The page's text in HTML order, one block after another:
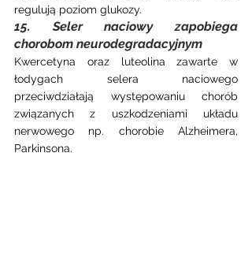
regulują poziom glukozy.
15. Seler naciowy zapobiega
chorobom neurodegradacyjnym
Kwercetyna oraz luteolina zawarte w
łodygach selera naciowego
przeciwdziałają występowaniu chorób
związanych z uszkodzeniami układu
nerwowego np. chorobie Alzheimera,
Parkinsona.